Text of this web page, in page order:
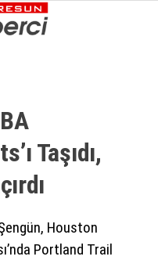
Taşıdı,
Houston
Portland Trail